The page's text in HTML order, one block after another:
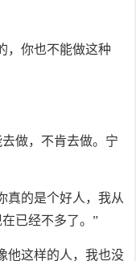
，你也不能做这种
做，不肯去做。宁
真的是个好人，我从
已经不多了。”
他这样的人，我也没